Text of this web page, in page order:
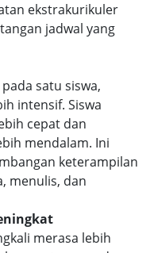
ekstrakurikuler
jadwal yang
satu siswa,
intensif. Siswa
cepat dan
mendalam. Ini
keterampilan
menulis, dan
merasa lebih